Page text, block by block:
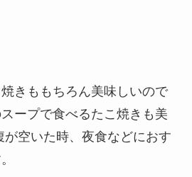
きももちろん美味しいので
ープで食べるたこ焼きも美
空いた時、夜食などにおす